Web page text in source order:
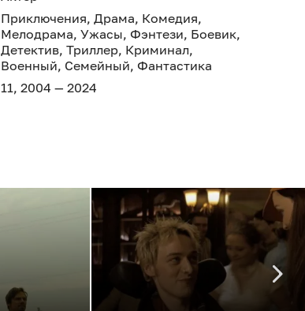
Приключения, Драма, Комедия,
Мелодрама, Ужасы, Фэнтези, Боевик,
Детектив, Триллер, Криминал,
Военный, Семейный, Фантастика
11, 2004 — 2024